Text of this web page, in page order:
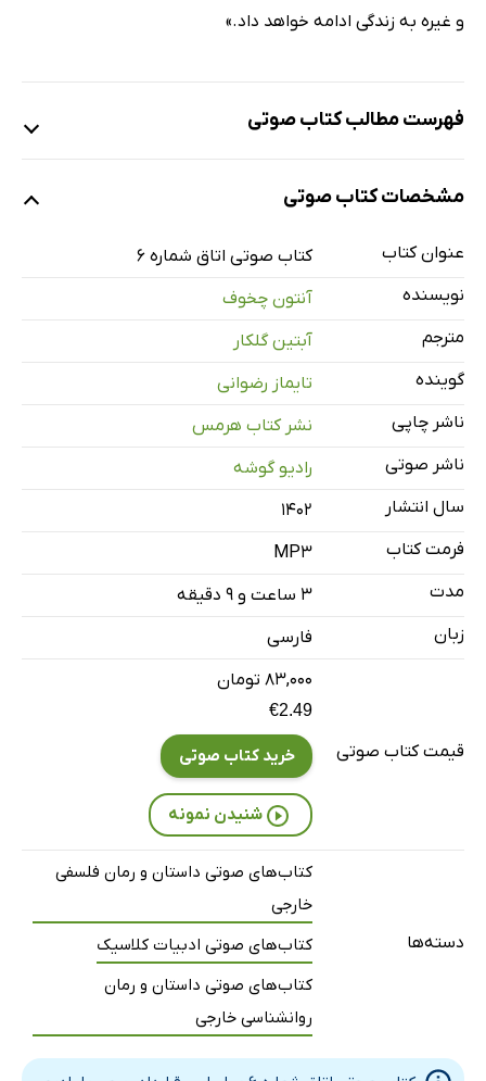
و غیره به زندگی ادامه خواهد داد.»
فهرست مطالب کتاب صوتی
نمونه
شناسنامه
یک تا دو
سه تا چهار
پنج تا شش
هفت تا نه
مشخصات کتاب صوتی
عنوان کتاب
کتاب صوتی اتاق شماره 6
نویسنده
آنتون چخوف
مترجم
آبتین گلکار
گوینده
تایماز رضوانی
ناشر چاپی
نشر کتاب هرمس
ناشر صوتی
رادیو گوشه
سال انتشار
۱۴۰۲
فرمت کتاب
MP3
مدت
۳ ساعت و ۹ دقیقه
زبان
فارسی
قیمت کتاب صوتی
۸۳,۰۰۰ تومان
€2.49
خرید کتاب صوتی
شنیدن نمونه
دسته‌ها
کتاب‌های صوتی داستان و رمان فلسفی
خارجی
کتاب‌های صوتی ادبیات کلاسیک
کتاب‌های صوتی داستان و رمان
روانشناسی خارجی